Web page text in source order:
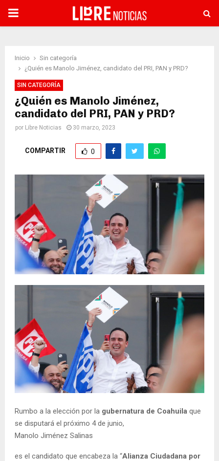
PRIMARY
Inicio
Sin categoría
¿Quién es Manolo Jiménez, candidato del PRI, PAN y PRD?
SIN CATEGORÍA
¿Quién es Manolo Jiménez,
candidato del PRI, PAN y PRD?
por Libre Noticias 30 marzo, 2023
COMPARTIR 0
Rumbo a la elección por la gubernatura de Coahuila que
se disputará el próximo 4 de junio,
Manolo Jiménez Salinas
es el candidato que encabeza la “Alianza Ciudadana por